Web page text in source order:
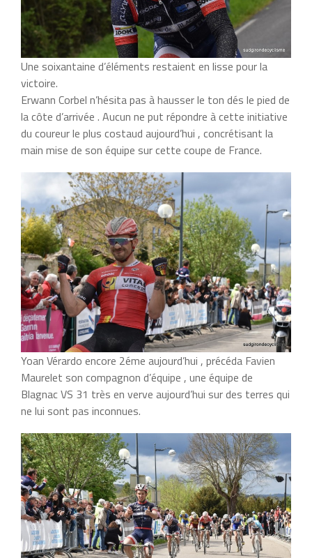
Une soixantaine d’éléments restaient en lisse pour la
victoire.
Erwann Corbel n’hésita pas à hausser le ton dés le pied de
la côte d’arrivée . Aucun ne put répondre à cette initiative
du coureur le plus costaud aujourd’hui , concrétisant la
main mise de son équipe sur cette coupe de France.
Yoan Vérardo encore 2éme aujourd’hui , précéda Favien
Maurelet son compagnon d’équipe , une équipe de
Blagnac VS 31 très en verve aujourd’hui sur des terres qui
ne lui sont pas inconnues.